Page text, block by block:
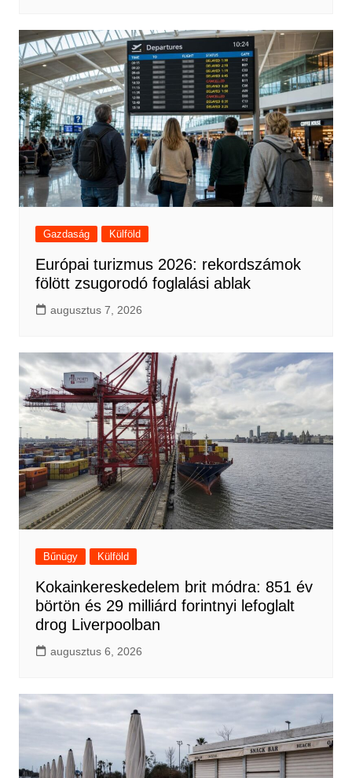
Gazdaság Külföld
Európai turizmus 2026: rekordszámok
fölött zsugorodó foglalási ablak
augusztus 7, 2026
Bűnügy Külföld
Kokainkereskedelem brit módra: 851 év
börtön és 29 milliárd forintnyi lefoglalt
drog Liverpoolban
augusztus 6, 2026